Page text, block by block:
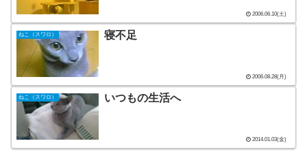
2006.06.10(土)
ねこ（スワロ） 寝不足
2006.08.28(月)
ねこ（スワロ） いつもの生活へ
2014.01.03(金)